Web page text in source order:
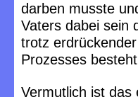
darben musste
Vaters dabei sein
trotz
Prozesses
Vermutlich ist das